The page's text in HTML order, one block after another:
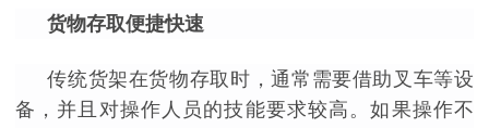
货物存取便捷快速
传统货架在货物存取时，通常需要借助叉车等设
备，并且对操作人员的技能要求较高。如果操作不